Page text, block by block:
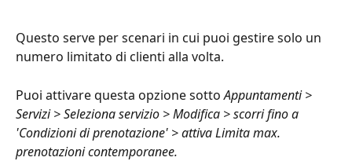
Questo serve per scenari in cui puoi gestire solo un
numero limitato di clienti alla volta.
Puoi attivare questa opzione sotto Appuntamenti >
Servizi > Seleziona servizio > Modifica > scorri fino a
'Condizioni di prenotazione' > attiva Limita max.
prenotazioni contemporanee.